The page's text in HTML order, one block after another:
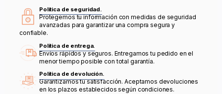
Política de seguridad.
Protegemos tu información con medidas de seguridad
avanzadas para garantizar una compra segura y
confiable.
Política de entrega.
Envíos rápidos y seguros. Entregamos tu pedido en el
menor tiempo posible con total garantía.
Política de devolución.
Garantizamos tu satisfacción. Aceptamos devoluciones
en los plazos establecidos según condiciones.